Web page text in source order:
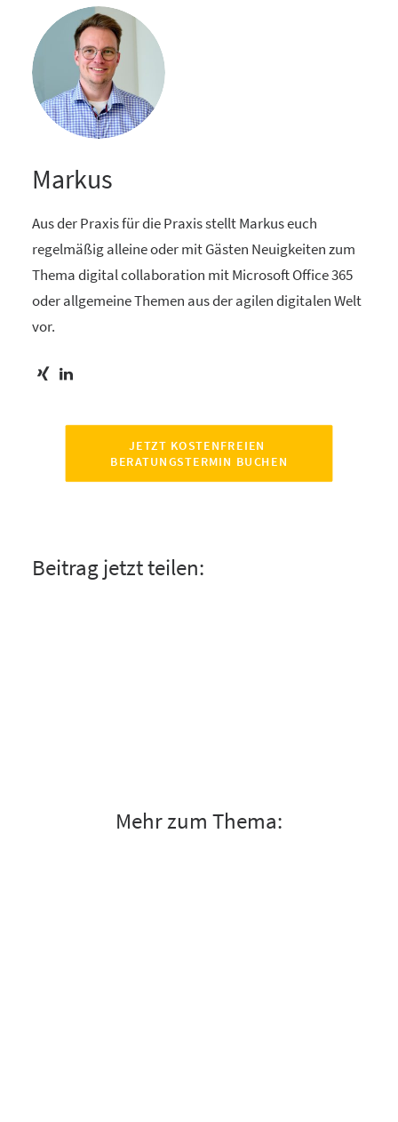
Markus
Aus der Praxis für die Praxis stellt Markus euch
regelmäßig alleine oder mit Gästen Neuigkeiten zum
Thema digital collaboration mit Microsoft Office 365
oder allgemeine Themen aus der agilen digitalen Welt
vor.
JETZT KOSTENFREIEN
BERATUNGSTERMIN BUCHEN
Beitrag jetzt teilen:
Mehr zum Thema: